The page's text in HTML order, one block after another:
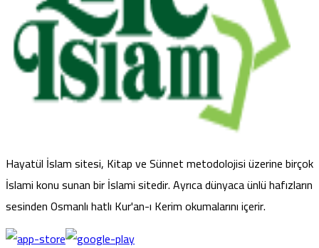
Hayatül İslam sitesi, Kitap ve Sünnet metodolojisi üzerine birçok
İslami konu sunan bir İslami sitedir. Ayrıca dünyaca ünlü hafızların
sesinden Osmanlı hatlı Kur'an-ı Kerim okumalarını içerir.